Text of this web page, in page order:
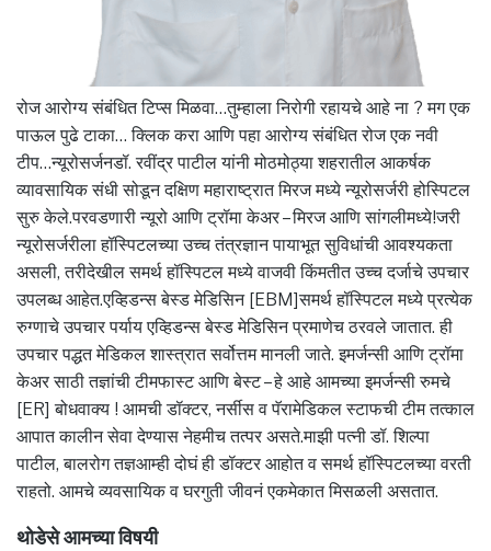
रोज आरोग्य संबंधित टिप्स मिळवा…तुम्हाला निरोगी रहायचे आहे ना ? मग एक
पाऊल पुढे टाका… क्लिक करा आणि पहा आरोग्य संबंधित रोज एक नवी
टीप…न्यूरोसर्जनडॉ. रवींद्र पाटील यांनी मोठमोठ्या शहरातील आकर्षक
व्यावसायिक संधी सोडून दक्षिण महाराष्ट्रात मिरज मध्ये न्यूरोसर्जरी होस्पिटल
सुरु केले.परवडणारी न्यूरो आणि ट्रॉमा केअर – मिरज आणि सांगलीमध्ये!जरी
न्यूरोसर्जरीला हॉस्पिटलच्या उच्च तंत्रज्ञान पायाभूत सुविधांची आवश्यकता
असली, तरीदेखील समर्थ हॉस्पिटल मध्ये वाजवी किंमतीत उच्च दर्जाचे उपचार
उपलब्ध आहेत.एव्हिडन्स बेस्ड मेडिसिन [EBM]समर्थ हॉस्पिटल मध्ये प्रत्येक
रुग्णाचे उपचार पर्याय एव्हिडन्स बेस्ड मेडिसिन प्रमाणेच ठरवले जातात. ही
उपचार पद्धत मेडिकल शास्त्रात सर्वोत्तम मानली जाते. इमर्जन्सी आणि ट्रॉमा
केअर साठी तज्ञांची टीमफास्ट आणि बेस्ट – हे आहे आमच्या इमर्जन्सी रुमचे
[ER] बोधवाक्य ! आमची डॉक्टर, नर्सीस व पॅरामेडिकल स्टाफची टीम तत्काल
आपात कालीन सेवा देण्यास नेहमीच तत्पर असते.माझी पत्नी डॉ. शिल्पा
पाटील, बालरोग तज्ञआम्ही दोघं ही डॉक्टर आहोत व समर्थ हॉस्पिटलच्या वरती
राहतो. आमचे व्यवसायिक व घरगुती जीवनं एकमेकात मिसळली असतात.
थोडेसे आमच्या विषयी